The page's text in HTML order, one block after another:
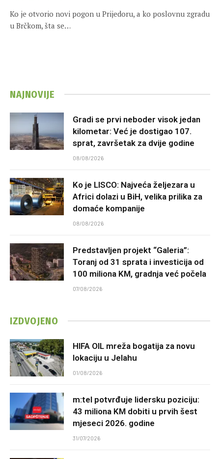
Ko je otvorio novi pogon u Prijedoru, a ko poslovnu zgradu
u Brčkom, šta se…
NAJNOVIJE
Gradi se prvi neboder visok jedan
kilometar: Već je dostigao 107.
sprat, završetak za dvije godine
08/08/2026
Ko je LISCO: Najveća željezara u
Africi dolazi u BiH, velika prilika za
domaće kompanije
08/08/2026
Predstavljen projekt “Galeria”:
Toranj od 31 sprata i investicija od
100 miliona KM, gradnja već počela
07/08/2026
IZDVOJENO
HIFA OIL mreža bogatija za novu
lokaciju u Jelahu
01/08/2026
m:tel potvrđuje lidersku poziciju:
43 miliona KM dobiti u prvih šest
mjeseci 2026. godine
31/07/2026